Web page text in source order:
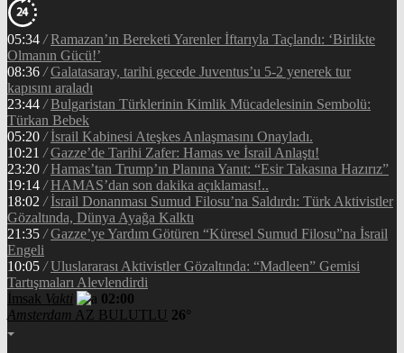
05:34 / Ramazan’ın Bereketi Yarenler İftarıyla Taçlandı: ‘Birlikte
Olmanın Gücü!’
08:36 / Galatasaray, tarihi gecede Juventus’u 5-2 yenerek tur
kapısını araladı
23:44 / Bulgaristan Türklerinin Kimlik Mücadelesinin Sembolü:
Türkan Bebek
05:20 / İsrail Kabinesi Ateşkes Anlaşmasını Onayladı.
10:21 / Gazze’de Tarihi Zafer: Hamas ve İsrail Anlaştı!
23:20 / Hamas’tan Trump’ın Planına Yanıt: “Esir Takasına Hazırız”
19:14 / HAMAS’dan son dakika açıklaması!..
18:02 / İsrail Donanması Sumud Filosu’na Saldırdı: Türk Aktivistler
Gözaltında, Dünya Ayağa Kalktı
21:35 / Gazze’ye Yardım Götüren “Küresel Sumud Filosu”na İsrail
Engeli
10:05 / Uluslararası Aktivistler Gözaltında: “Madleen” Gemisi
Tartışmaları Alevlendirdi
İmsak Vakti
02:00
Amsterdam AZ BULUTLU 26°